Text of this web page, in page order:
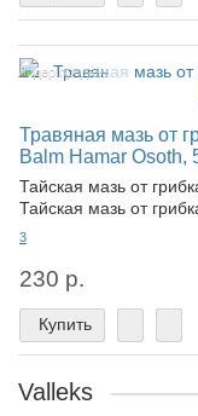
Лидер продаж!
Травяная мазь от
Balm Hamar Osoth,
Тайская мазь от
Тайская мазь от
3
230 р.
Купить
Valleks